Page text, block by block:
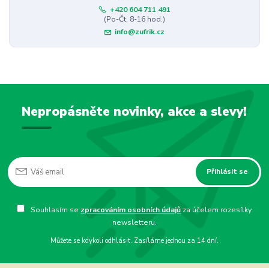
+420 604 711 491
(Po-Čt, 8-16 hod.)
info@zufrik.cz
Nepropásněte novinky, akce a slevy!
Přihlásit se
Souhlasím se zpracováním osobních údajů za účelem rozesílky
newsletteru.
Můžete se kdykoli odhlásit. Zasíláme jednou za 14 dní.